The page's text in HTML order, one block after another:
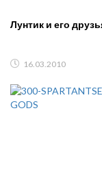
Лунтик и его
16.03.2010